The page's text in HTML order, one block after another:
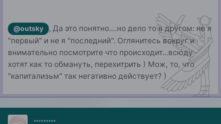
@outsky
, Да это понятно....но дело то в другом: не я
"первый" и не я "последний". Оглянитесь вокруг и
внимательно посмотрите что происходит...всюду
хотят как то обмануть, перехитрить ) Мож, то, что
"капитализьм" так негативно действует? )
.........